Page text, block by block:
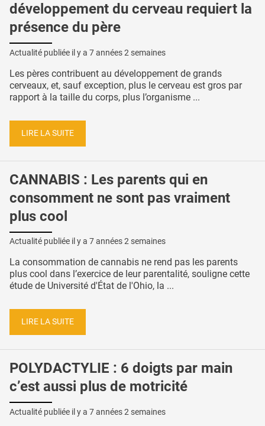
développement du cerveau requiert la
présence du père
Actualité publiée il y a 7 années 2 semaines
Les pères contribuent au développement de grands
cerveaux, et, sauf exception, plus le cerveau est gros par
rapport à la taille du corps, plus l’organisme ...
LIRE LA SUITE
CANNABIS : Les parents qui en
consomment ne sont pas vraiment
plus cool
Actualité publiée il y a 7 années 2 semaines
La consommation de cannabis ne rend pas les parents
plus cool dans l’exercice de leur parentalité, souligne cette
étude de Université d'État de l'Ohio, la ...
LIRE LA SUITE
POLYDACTYLIE : 6 doigts par main
c’est aussi plus de motricité
Actualité publiée il y a 7 années 2 semaines